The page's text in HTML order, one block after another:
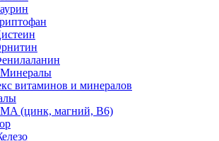
витаминов и минералов
(цинк, магний, В6)